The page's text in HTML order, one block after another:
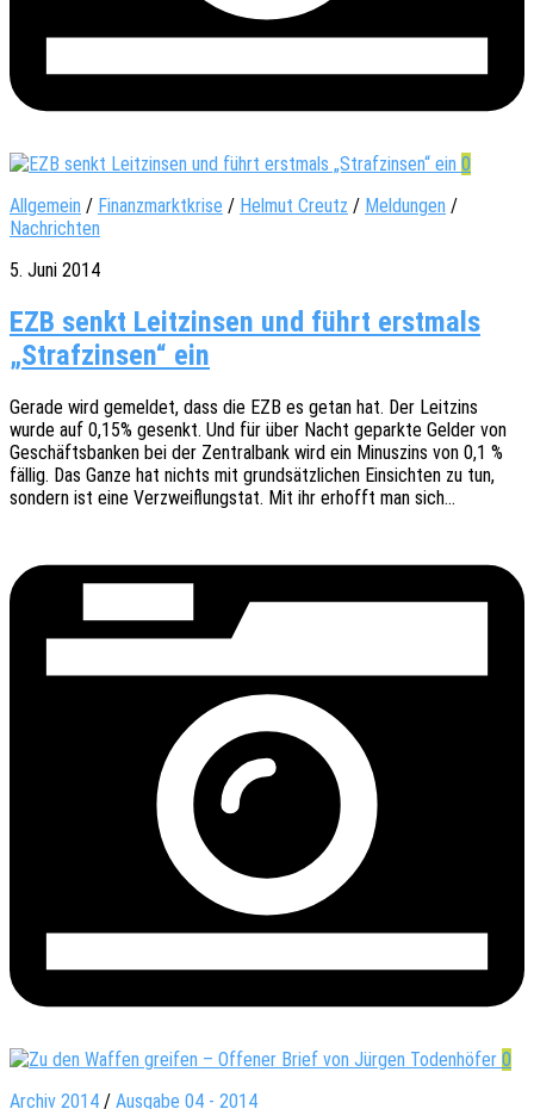
0
Allgemein / Finanzmarktkrise / Helmut Creutz / Meldungen /
Nachrichten
5. Juni 2014
EZB senkt Leitzinsen und führt erstmals
„Strafzinsen“ ein
Gerade wird gemel­det, dass die EZB es getan hat. Der Leit­zins
wurde auf 0,15% gesenkt. Und für über Nacht gepark­te Gelder von
Geschäfts­ban­ken bei der Zentral­bank wird ein Minus­zins von 0,1 %
fällig. Das Ganze hat nichts mit grund­sätz­li­chen Einsich­ten zu tun,
sondern ist eine Verzweif­lungs­tat. Mit ihr erhofft man sich…
0
Archiv 2014 / Ausgabe 04 - 2014